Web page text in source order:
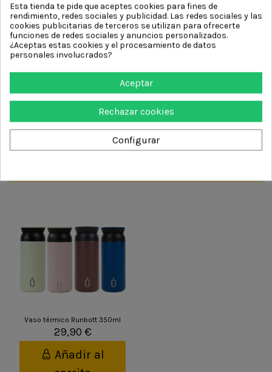
Contacto seguro con los alimentos
Recomendada para alimentos secos
Libre de BPA
No tiene cierre hermético
DETALLES DEL PRODUCTO
Vaso térmico Runbott 350ml
29,90 €
Añadir al
Esta tienda te pide que aceptes cookies para fines de
rendimiento, redes sociales y publicidad. Las redes sociales y las
cookies publicitarias de terceros se utilizan para ofrecerte
funciones de redes sociales y anuncios personalizados.
¿Aceptas estas cookies y el procesamiento de datos
personales involucrados?
Aceptar
Rechazar cookies
Configurar